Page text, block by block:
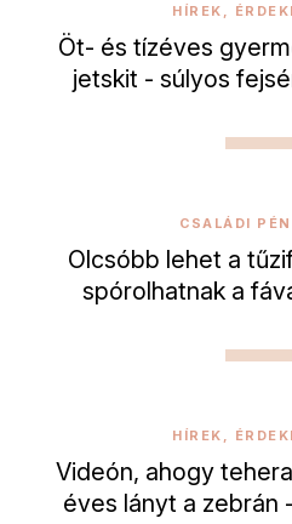
HÍREK,
Öt- és tízéves
jetskit - súlyos
CSALÁDI
Olcsóbb lehet a
spórolhatnak a
HÍREK,
Videón, ahogy
éves lányt a zebrán